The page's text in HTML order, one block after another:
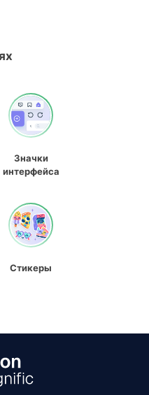
Значки
интерфейса
Стикеры